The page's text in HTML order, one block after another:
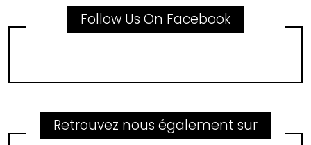
Follow Us On Facebook
Retrouvez nous également sur